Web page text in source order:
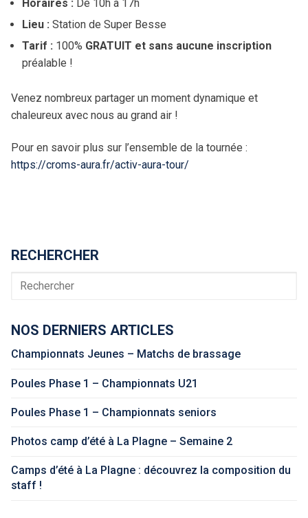
Horaires : De 10h à 17h
Lieu : Station de Super Besse
Tarif : 100% GRATUIT et sans aucune inscription
préalable !
Venez nombreux partager un moment dynamique et
chaleureux avec nous au grand air !
Pour en savoir plus sur l’ensemble de la tournée :
https://croms-aura.fr/activ-aura-tour/
RECHERCHER
Rechercher
NOS DERNIERS ARTICLES
Championnats Jeunes – Matchs de brassage
Poules Phase 1 – Championnats U21
Poules Phase 1 – Championnats seniors
Photos camp d’été à La Plagne – Semaine 2
Camps d’été à La Plagne : découvrez la composition du
staff !